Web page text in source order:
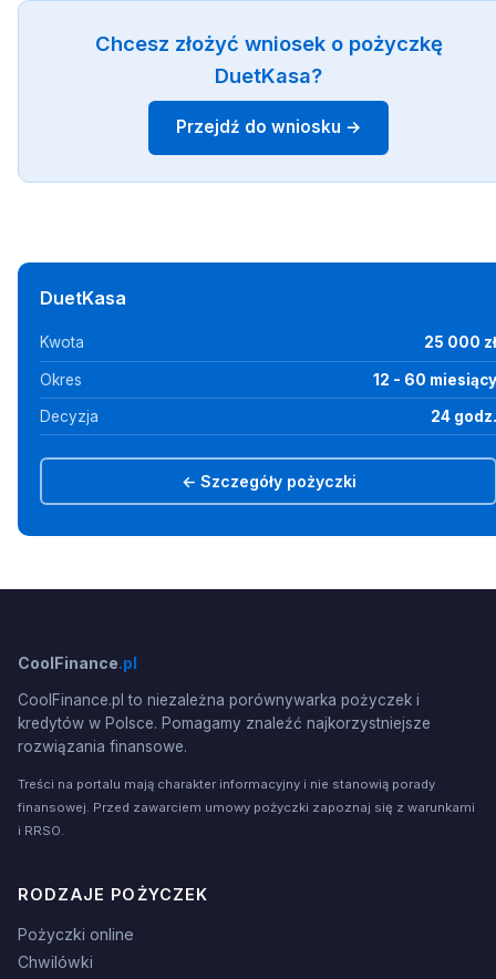
Chcesz złożyć wniosek o pożyczkę
DuetKasa?
Przejdź do wniosku →
DuetKasa
Kwota 25 000 zł
Okres 12 - 60 miesiący
Decyzja 24 godz.
← Szczegóły pożyczki
CoolFinance.pl
CoolFinance.pl to niezależna porównywarka pożyczek i
kredytów w Polsce. Pomagamy znaleźć najkorzystniejsze
rozwiązania finansowe.
Treści na portalu mają charakter informacyjny i nie stanowią porady
finansowej. Przed zawarciem umowy pożyczki zapoznaj się z warunkami
i RRSO.
RODZAJE POŻYCZEK
Pożyczki online
Chwilówki